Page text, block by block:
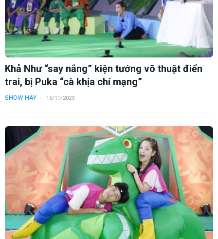
Khả Như “say nắng” kiện tướng võ thuật điển
trai, bị Puka “cà khịa chí mạng”
SHOW HAY 15/11/2023